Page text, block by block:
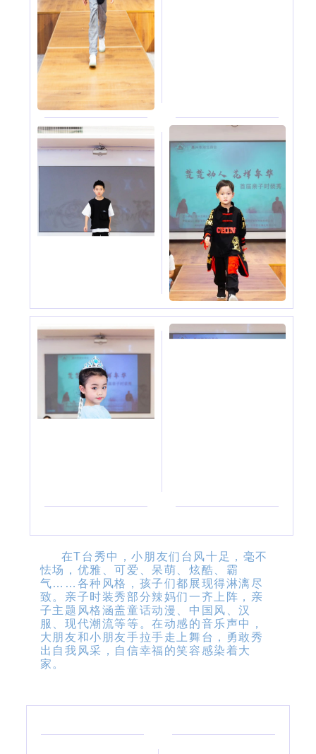
在T台秀中，小朋友们台风十足，毫不
怯场，优雅、可爱、呆萌、炫酷、霸
气……各种风格，孩子们都展现得淋漓尽
致。亲子时装秀部分辣妈们一齐上阵，亲
子主题风格涵盖童话动漫、中国风、汉
服、现代潮流等等。在动感的音乐声中，
大朋友和小朋友手拉手走上舞台，勇敢秀
出自我风采，自信幸福的笑容感染着大
家。